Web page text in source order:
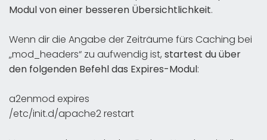
Modul von einer besseren Übersichtlichkeit.
Wenn dir die Angabe der Zeiträume fürs Caching bei
„mod_headers“ zu aufwendig ist, startest du über
den folgenden Befehl das Expires-Modul:
a2enmod expires
/etc/init.d/apache2 restart